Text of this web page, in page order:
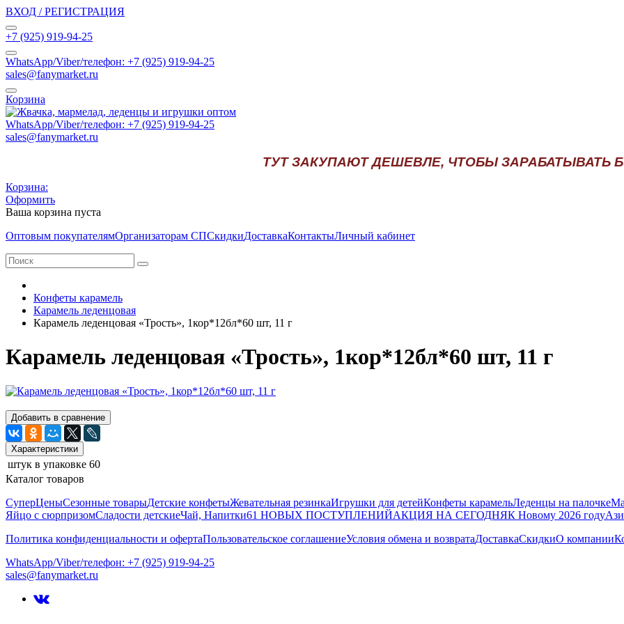
ВХОД / РЕГИСТРАЦИЯ
+7 (925) 919-94-25
WhatsApp/Viber/телефон: +7 (925) 919-94-25
sales@fanymarket.ru
Корзина
WhatsApp/Viber/телефон: +7 (925) 919-94-25
sales@fanymarket.ru
ТУТ ЗАКУПАЮТ ДЕШЕВЛЕ, ЧТОБЫ ЗАРАБАТЫВАТЬ
Корзина:
Оформить
Ваша корзина пуста
Оптовым покупателямОрганизаторам СПСкидкиДоставкаКонтактыЛичный кабинет
Конфеты карамель
Карамель леденцовая
Карамель леденцовая «Трость», 1кор*12бл*60 шт, 11 г
Карамель леденцовая «Трость», 1кор*12бл*60 шт, 11 г
Добавить в сравнение
Характеристики
штук в упаковке 60
Каталог товаров
СуперЦеныСезонные товарыДетские конфетыЖевательная резинкаИгрушки для детейКонфеты карамельЛеденцы на палочке
Яйцо с сюрпризомСладости детскиеЧай, Напитки61 НОВЫХ ПОСТУПЛЕНИЙАКЦИЯ НА СЕГОДНЯК Новому 2026 году
Политика конфиденциальности и офертаПользовательское соглашениеУсловия обмена и возвратаДоставкаСкидкиО компании
WhatsApp/Viber/телефон: +7 (925) 919-94-25
sales@fanymarket.ru